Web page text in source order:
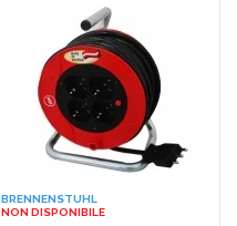
BRENNENSTUHL
NON DISPONIBILE